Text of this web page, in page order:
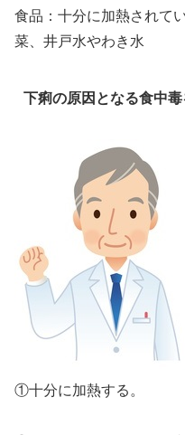
食品：十分に加熱されて
菜、井戸水やわき水
下痢の原因となる食中
①十分に加熱する。